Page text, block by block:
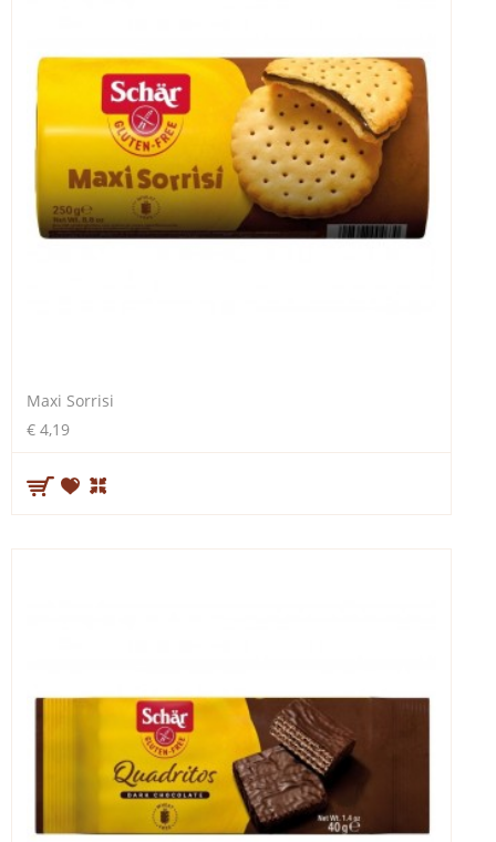
Maxi Sorrisi
€ 4,19